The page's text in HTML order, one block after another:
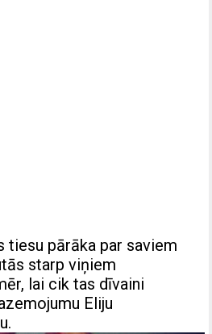
tiesu pārāka par saviem
starp viņiem
lai cik tas dīvaini
Eliju